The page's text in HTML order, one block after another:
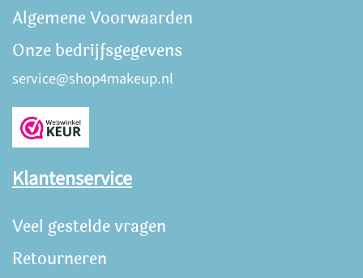
Algemene Voorwaarden
Onze bedrijfsgegevens
service@shop4makeup.nl
Klantenservice
Veel gestelde vragen
Retourneren